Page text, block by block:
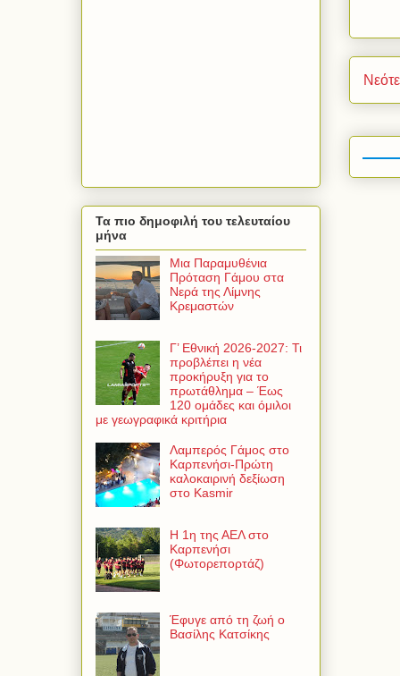
Τα πιο δημοφιλή του τελευταίου
μήνα
Μια Παραμυθένια
Πρόταση Γάμου στα
Νερά της Λίμνης
Κρεμαστών
Γ’ Εθνική 2026-2027: Τι
προβλέπει η νέα
προκήρυξη για το
πρωτάθλημα – Έως
120 ομάδες και όμιλοι
με γεωγραφικά κριτήρια
Λαμπερός Γάμος στο
Καρπενήσι-Πρώτη
καλοκαιρινή δεξίωση
στο Kasmir
Η 1η της ΑΕΛ στο
Καρπενήσι
(Φωτορεπορτάζ)
Έφυγε από τη ζωή ο
Βασίλης Κατσίκης